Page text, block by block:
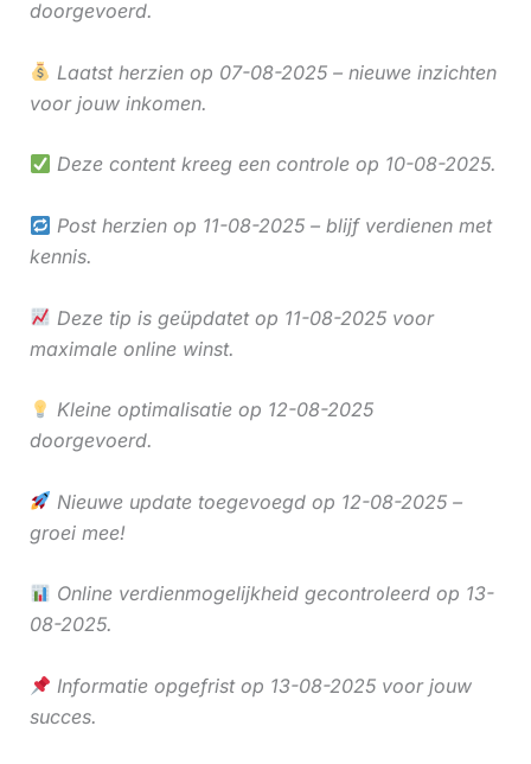
doorgevoerd.
Laatst herzien op 07-08-2025 – nieuwe inzichten
voor jouw inkomen.
Deze content kreeg een controle op 10-08-2025.
Post herzien op 11-08-2025 – blijf verdienen met
kennis.
Deze tip is geüpdatet op 11-08-2025 voor
maximale online winst.
Kleine optimalisatie op 12-08-2025
doorgevoerd.
Nieuwe update toegevoegd op 12-08-2025 –
groei mee!
Online verdienmogelijkheid gecontroleerd op 13-
08-2025.
Informatie opgefrist op 13-08-2025 voor jouw
succes.